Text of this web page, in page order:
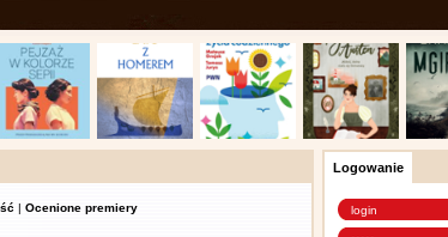
| Ocenione premiery
Logowanie